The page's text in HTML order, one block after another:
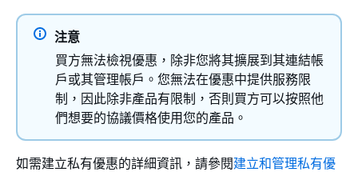
注意
買方無法檢視優惠，除非您將其擴展到其連結帳
戶或其管理帳戶。您無法在優惠中提供服務限
制，因此除非產品有限制，否則買方可以按照他
們想要的協議價格使用您的產品。
如需建立私有優惠的詳細資訊，請參閱建立和管理私有優